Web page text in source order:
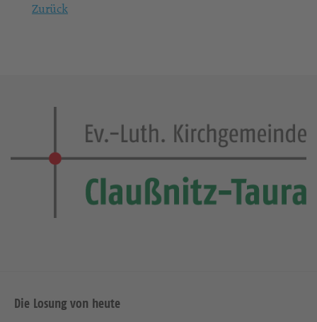
Zurück
Die Losung von heute